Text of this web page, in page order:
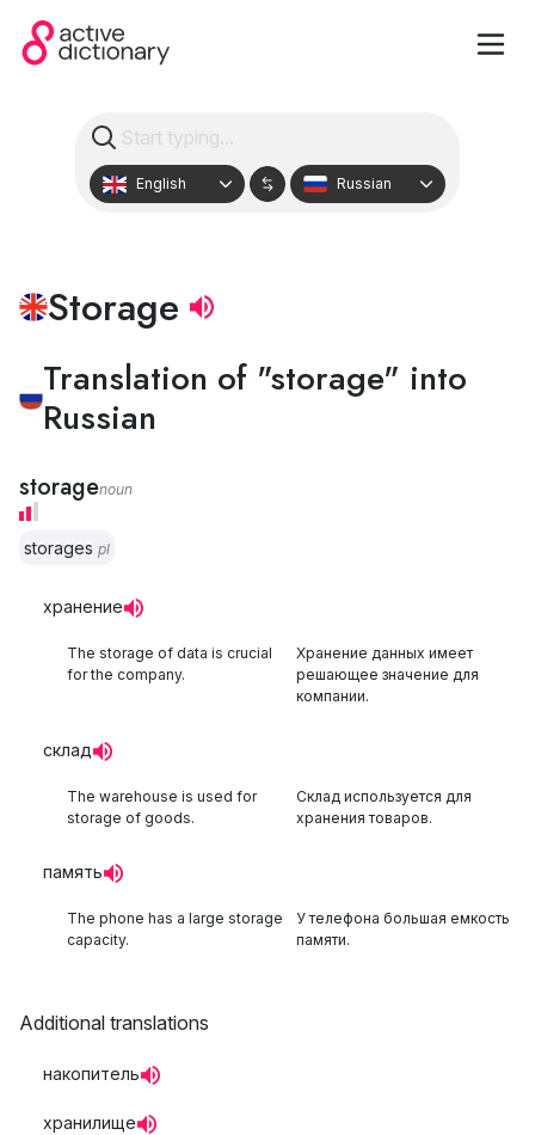
English Russian
Storage
Translation of "storage" into
Russian
storagenoun
storages pl
хранение
The storage of data is crucial
for the company.
Хранение данных имеет
решающее значение для
компании.
склад
The warehouse is used for
storage of goods.
Склад используется для
хранения товаров.
память
The phone has a large storage
capacity.
У телефона большая емкость
памяти.
Additional translations
накопитель
хранилище